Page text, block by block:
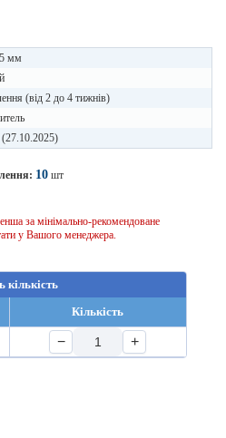
мм
(від 2 до 4 тижнів)
10 шт
за мінімально-рекомендоване
у Вашого менеджера.
кількість
Кількість
− +